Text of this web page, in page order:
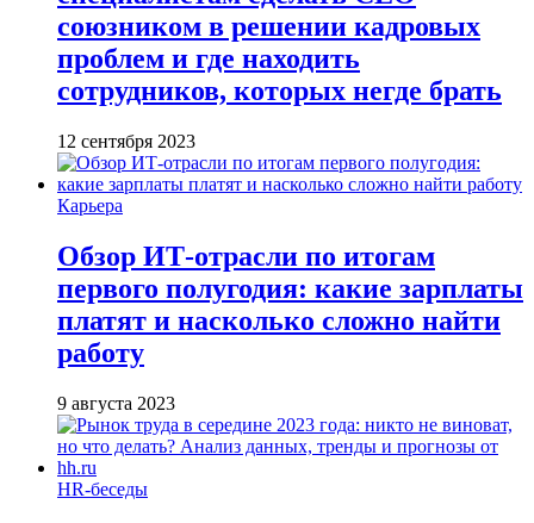
союзником в решении кадровых
проблем и где находить
сотрудников, которых негде брать
12 сентября 2023
Карьера
Обзор ИТ-отрасли по итогам
первого полугодия: какие зарплаты
платят и насколько сложно найти
работу
9 августа 2023
HR-беседы